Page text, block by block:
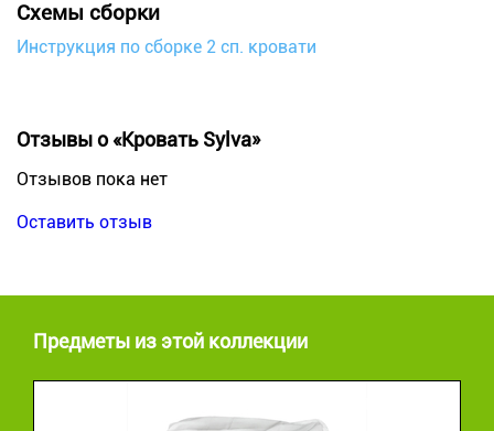
Схемы сборки
Инструкция по сборке 2 сп. кровати
Отзывы о «Кровать Sylva»
Отзывов пока нет
Оставить отзыв
Предметы из этой коллекции